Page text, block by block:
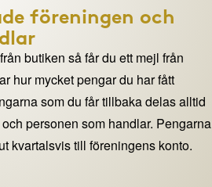
föreningen och
butiken så får du ett mejl från
hur mycket pengar du har fått
som du får tillbaka delas alltid
personen som handlar. Pengarna
kvartalsvis till föreningens konto.